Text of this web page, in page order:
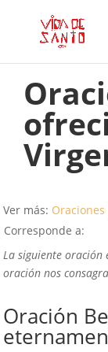
Ver más: Oraciones
Corresponde a:
La siguiente oración
oración nos
Oración